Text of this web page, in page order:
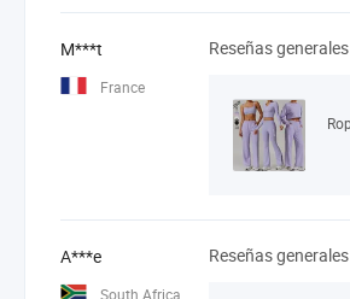
M***t
France
Reseñas generales
A***e
South Africa
Reseñas generales